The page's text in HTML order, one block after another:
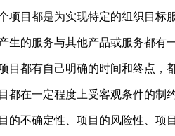
项目都是为实现特定的组织目标
生的服务与其他产品或服务都有
目都有自己明确的时间和终点，
都在一定程度上受客观条件的制
的不确定性、项目的风险性、